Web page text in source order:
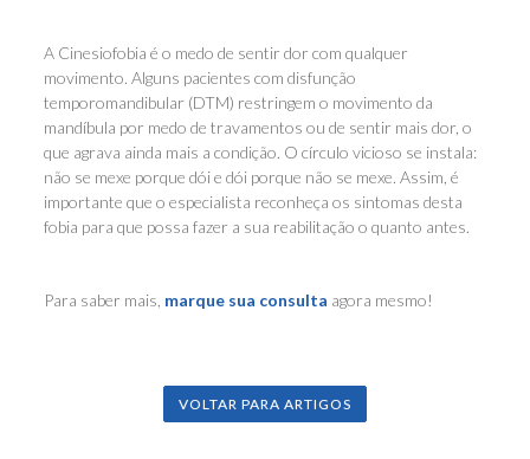
A Cinesiofobia é o medo de sentir dor com qualquer
movimento. Alguns pacientes com disfunção
temporomandibular (DTM) restringem o movimento da
mandíbula por medo de travamentos ou de sentir mais dor, o
que agrava ainda mais a condição. O círculo vicioso se instala:
não se mexe porque dói e dói porque não se mexe. Assim, é
importante que o especialista reconheça os sintomas desta
fobia para que possa fazer a sua reabilitação o quanto antes.
Para saber mais, marque sua consulta agora mesmo!
VOLTAR PARA ARTIGOS